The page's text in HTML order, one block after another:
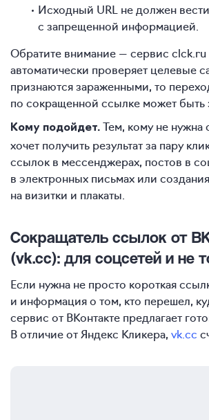
Исходный URL не должен
с запрещенной информацией.
Обратите внимание — сервис clck.ru
автоматически проверяет целевые
признаются зараженными, то
по сокращенной ссылке может быть
Кому подойдет. Тем, кому не нужна
хочет получить результат за пару
ссылок в мессенджерах, постов в
в электронных письмах или
на визитки и плакаты.
Сокращатель ссылок от
(vk.cc): для соцсетей и не
Если нужна не просто короткая
и информация о том, кто перешел,
сервис от ВКонтакте предлагает
В отличие от Яндекс Кликера, vk.cc